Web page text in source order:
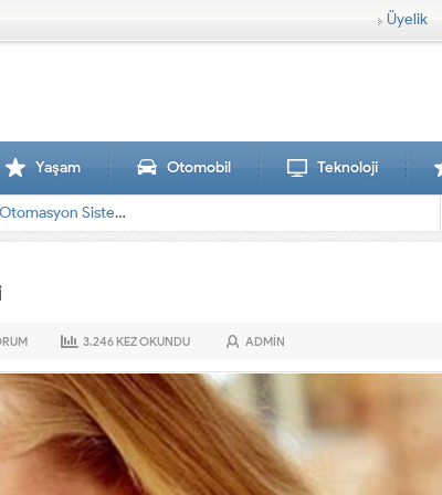
Üyelik
Yaşam Otomobil Teknoloji
3.246 KEZ OKUNDU ADMIN